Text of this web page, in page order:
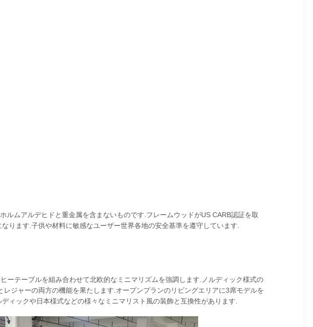
ムアルデヒドと重金属を含まないものです.フレームウッドがUS CARB認証を取
ります.子供や材料に敏感なユーザー世界各地の安全基準を遵守しています.
テーブルを組み合わせて北欧的なミニマリズムを強調します.ノルディック様式の
ジャーの両方の機能を果たします.オープンプランのリビングエリアに3席モデルを
ィックや日本様式などの様々なミニマリスト風の装飾と互換性があります.